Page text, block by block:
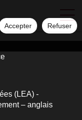
Accepter Refuser
(LEA) -
– anglais